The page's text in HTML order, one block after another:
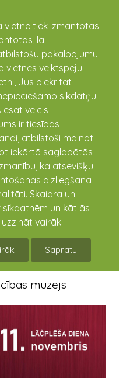
vietnē tiek izmantotas
lai
pakalpojumu
vietnes veiktspēju.
Jūs piekrītat
sīkdatņu
esat veicis
ir tiesības
atbilstoši mainot
iekārtā saglabātās
ka atsevišķu
aizliegšana
Skaidra un
un kāt ās
vairāk.
Sapratu
par
muzejs